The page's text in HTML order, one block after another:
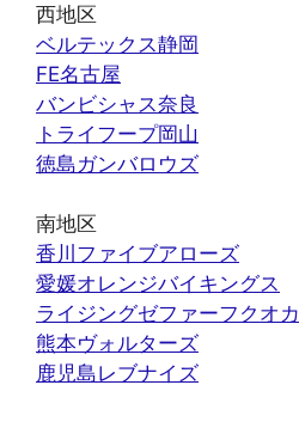
西地区
ベルテックス静岡
FE名古屋
バンビシャス奈良
トライフープ岡山
徳島ガンバロウズ
南地区
香川ファイブアローズ
愛媛オレンジバイキングス
ライジングゼファーフクオカ
熊本ヴォルターズ
鹿児島レブナイズ